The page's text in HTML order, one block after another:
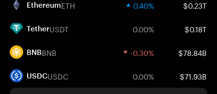
EthereumETH 0.40% $0.23T
TetherUSDT 0.00% $0.18T
BNBBNB -0.30% $78.84B
USDCUSDC 0.00% $71.93B